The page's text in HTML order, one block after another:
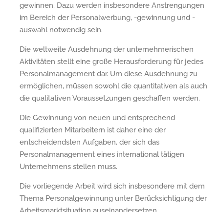
gewinnen. Dazu werden insbesondere Anstrengungen
im Bereich der Personalwerbung, -gewinnung und -
auswahl notwendig sein.
Die weltweite Ausdehnung der unternehmerischen
Aktivitäten stellt eine große Herausforderung für jedes
Personalmanagement dar. Um diese Ausdehnung zu
ermöglichen, müssen sowohl die quantitativen als auch
die qualitativen Voraussetzungen geschaffen werden.
Die Gewinnung von neuen und entsprechend
qualifizierten Mitarbeitern ist daher eine der
entscheidendsten Aufgaben, der sich das
Personalmanagement eines international tätigen
Unternehmens stellen muss.
Die vorliegende Arbeit wird sich insbesondere mit dem
Thema Personalgewinnung unter Berücksichtigung der